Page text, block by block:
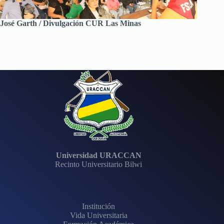
José Garth / Divulgación CUR Las Minas
Universidad URACCAN
Recinto Universitario Bilwi
Institución
Vida Universitaria